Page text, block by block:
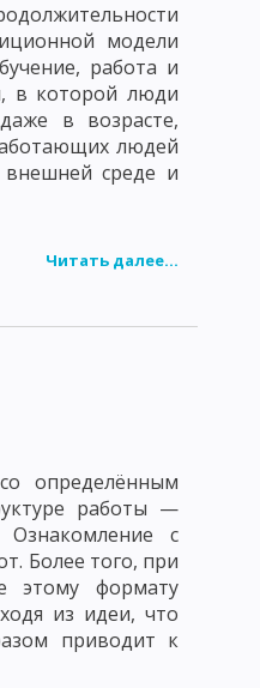
АЛЛЕРГИЯ
модели
работа и
в которой люди
в возрасте,
людей
внешней среде и
Читать далее...
определённым
работы —
с
Более того, при
этому формату
из идеи, что
приводит к